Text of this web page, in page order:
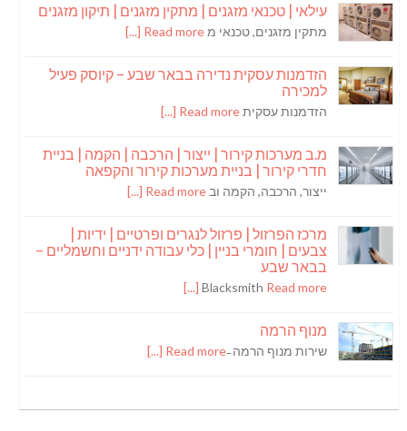
עילאי | טכנאי מזגנים | מתקין מזגנים | תיקון מזגנים
מתקין מזגנים, טכנאי מRead more [...]
הזדמנות עסקית נדירה בבאר שבע – קיוסק פעיל
למכירה
הזדמנות עסקיתRead more [...]
מ.ב מערכות קירור | ייצור | הרכבה | הקמה | בניית
חדרי קירור | בניית מערכות קירור והקפאה
ייצור, הרכבה, הקמה וב Read more [...]
מרכז הפרזול | פרזול לנגרים ופרטיים | ידיות |
צבעים | חומרי בניין | כלי עבודה ידניים וחשמליים –
בבאר שבע
Blacksmith Read more [...]
מנוף הרמה
שירות מנוף הרמה ̵Read more [...]